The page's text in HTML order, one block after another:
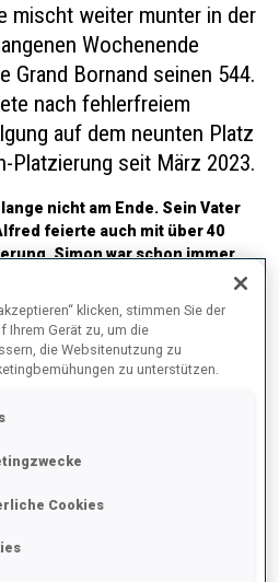
mischt weiter munter in der
Wochenende
Grand Bornand seinen 544.
nach fehlerfreiem
auf dem neunten Platz
Platzierung seit März 2023.
nicht am Ende. Sein Vater
feierte auch mit über 40
Simon war schon immer
trifft regelmäßig mehr als 90 %
besser geworden. Sein großes
„Das ist für mich eine
ist nicht weit von mir weg, es
wäre fantastisch, meine Karriere
klicken, stimmen Sie der
Ihrem Gerät zu, um die
die Websitenutzung zu
zu unterstützen.
Cookies